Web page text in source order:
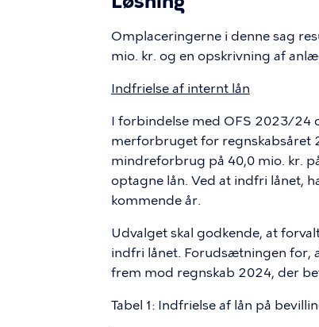
Omplaceringerne i denne sag
mio. kr. og en opskrivning af
Indfrielse af internt lån
I forbindelse med OFS 2023/24
merforbruget for regnskabsåret
mindreforbrug på 40,0 mio. kr.
optagne lån. Ved at indfri lånet,
kommende år.
Udvalget skal godkende, at
indfri lånet. Forudsætningen for,
frem mod regnskab 2024, der
Tabel 1: Indfrielse af lån på